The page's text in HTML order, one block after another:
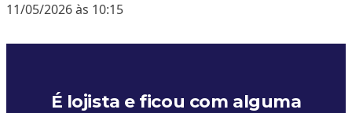
11/05/2026 às 10:15
É lojista e ficou com alguma